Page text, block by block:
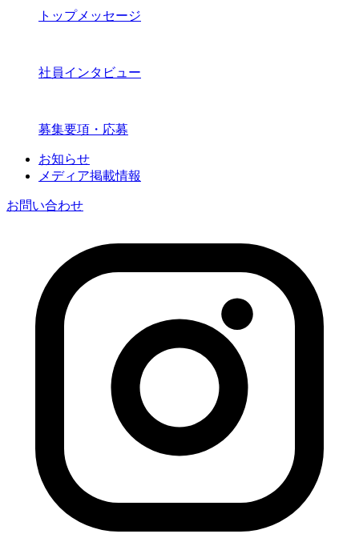
トップメッセージ
社員インタビュー
募集要項・応募
お知らせ
メディア掲載情報
お問い合わせ